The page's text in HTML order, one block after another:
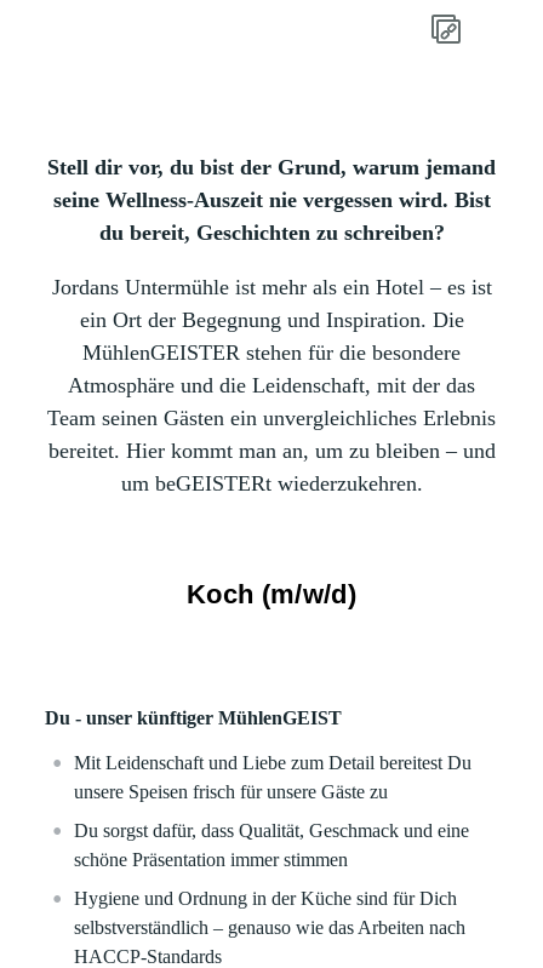
Stell dir vor, du bist der Grund, warum jemand
seine Wellness-Auszeit nie vergessen wird. Bist
du bereit, Geschichten zu schreiben?
Jordans Untermühle ist mehr als ein Hotel – es ist
ein Ort der Begegnung und Inspiration. Die
MühlenGEISTER stehen für die besondere
Atmosphäre und die Leidenschaft, mit der das
Team seinen Gästen ein unvergleichliches Erlebnis
bereitet. Hier kommt man an, um zu bleiben – und
um beGEISTERt wiederzukehren.
Koch (m/w/d)
Du - unser künftiger MühlenGEIST
Mit Leidenschaft und Liebe zum Detail bereitest Du
unsere Speisen frisch für unsere Gäste zu
Du sorgst dafür, dass Qualität, Geschmack und eine
schöne Präsentation immer stimmen
Hygiene und Ordnung in der Küche sind für Dich
selbstverständlich – genauso wie das Arbeiten nach
HACCP-Standards